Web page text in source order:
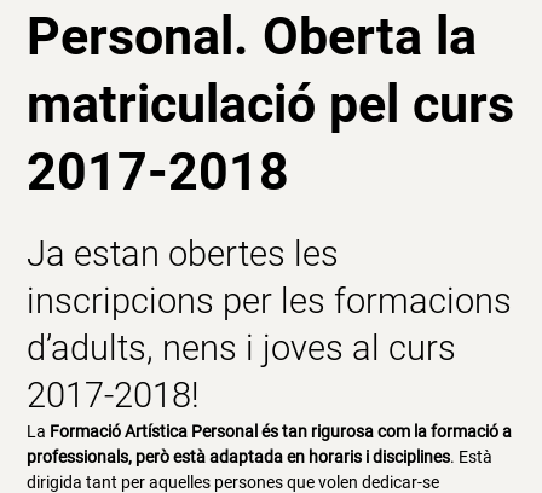
Personal. Oberta la
matriculació pel curs
2017-2018
Ja estan obertes les
inscripcions per les formacions
d’adults, nens i joves al curs
2017-2018!
La Formació Artística Personal és tan rigurosa com la formació a
professionals, però està adaptada en horaris i disciplines. Està
dirigida tant per aquelles persones que volen dedicar-se